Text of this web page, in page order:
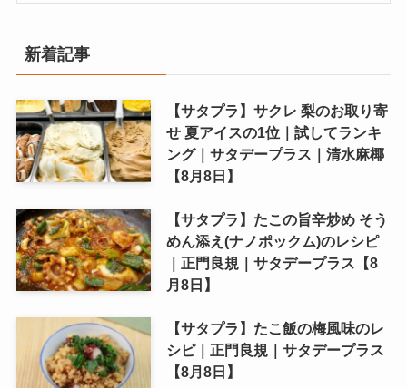
新着記事
【サタプラ】サクレ 梨のお取り寄
せ 夏アイスの1位｜試してランキ
ング｜サタデープラス｜清水麻椰
【8月8日】
【サタプラ】たこの旨辛炒め そう
めん添え(ナノポックム)のレシピ
｜正門良規｜サタデープラス【8
月8日】
【サタプラ】たこ飯の梅風味のレ
シピ｜正門良規｜サタデープラス
【8月8日】